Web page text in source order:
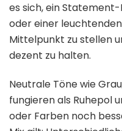
es sich, ein
oder einer
Mittelpunkt zu stellen
dezent zu halten.
Neutrale Töne wie
fungieren als Ruhepol
oder Farben noch